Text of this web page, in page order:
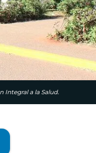
Integral a la Salud.